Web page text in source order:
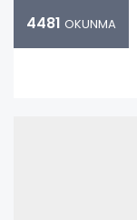
4481 OKUNMA